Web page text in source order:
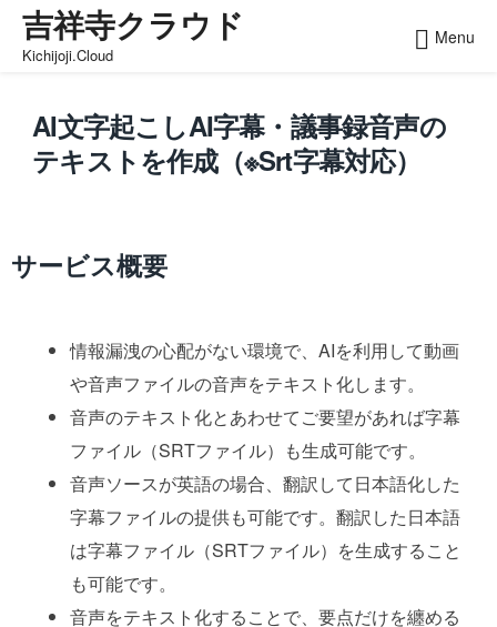
Skip吉祥寺クラウド
Kichijoji.Cloud
Menu
AI文字起こしAI字幕・議事録音声の
テキストを作成（※srt字幕対応）
サービス概要
情報漏洩の心配がない環境で、AIを利用して動画
や音声ファイルの音声をテキスト化します。
音声のテキスト化とあわせてご要望があれば字幕
ファイル（SRTファイル）も生成可能です。
音声ソースが英語の場合、翻訳して日本語化した
字幕ファイルの提供も可能です。翻訳した日本語
は字幕ファイル（SRTファイル）を生成すること
も可能です。
音声をテキスト化することで、要点だけを纏める